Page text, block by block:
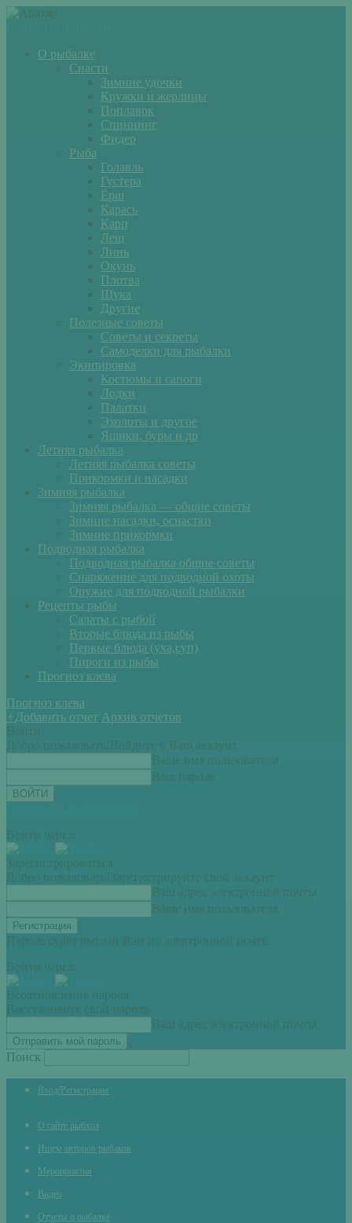
О рыбалке
Снасти
Зимние удочки
Кружки и жерлицы
Поплавок
Спиннинг
Фидер
Рыба
Голавль
Густера
Ёрш
Карась
Карп
Лещ
Линь
Окунь
Плотва
Щука
Другие
Полезные советы
Советы и секреты
Самоделки для рыбалки
Экипировка
Костюмы и сапоги
Лодки
Палатки
Эхолоты и другое
Ящики, буры и др
Летняя рыбалка
Летняя рыбалка советы
Прикормки и насадки
Зимняя рыбалка
Зимняя рыбалка — общие советы
Зимние насадки, оснастки
Зимние прикормки
Подводная рыбалка
Подводная рыбалка общие советы
Снаряжение для подводной охоты
Оружие для подводной рыбалки
Рецепты рыбы
Салаты с рыбой
Вторые блюда из рыбы
Первые блюда (уха,суп)
Пироги из рыбы
Прогноз клева
Прогноз клева
+ Добавить отчет Архив отчетов
Войти
Добро пожаловать! Войдите в Ваш аккаунт
Ваше имя пользователя
Ваш пароль
Войти через:
Зарегистрироваться
Добро пожаловать! Зарегистрируйте свой аккаунт
Ваш адрес электронной почты
Ваше имя пользователя
Пароль будет выслан Вам по электронной почте.
Войти через:
Всоатновление пароля
Восстановите свой пароль
Ваш адрес электронной почты
Поиск
Вход/Регистрация
О сайте рыбхоз
Ищем авторов рыбаков
Мероприятия
Видео
Отчеты о рыбалке